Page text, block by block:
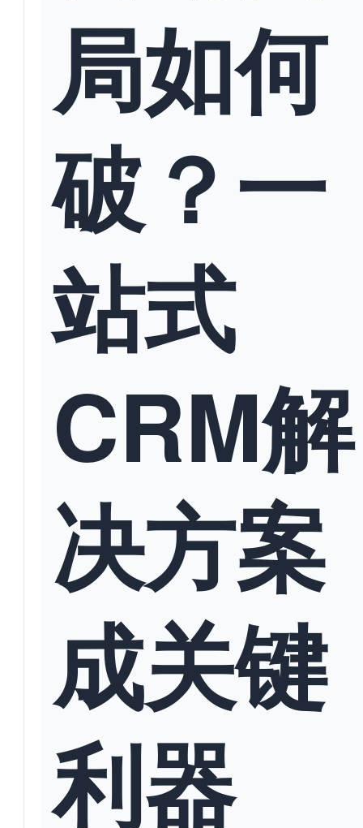
局如何
破？一
站式
CRM解
决方案
成关键
利器